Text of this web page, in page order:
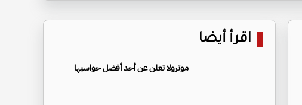
اقرأ أيضا
موترولا تعلن عن أحد أفضل حواسبها